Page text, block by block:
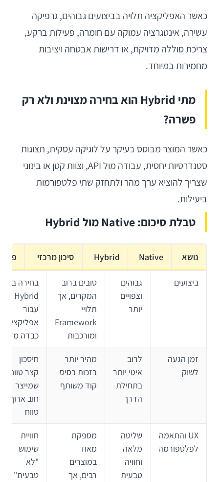
כאשר האפליקציה תלויה בביצועים גבוהים, גרפיקה
עשירה, אינטגרציה עמוקה עם חומרה, פעילות ברקע,
צריכת סוללה מדויקת, או דרישות אבטחה ויציבות
מחמירות במיוחד.
מתי Hybrid הוא בחירה מצוינת ולא רק
פשרה?
כאשר המוצר מבוסס בעיקר על לוגיקה עסקית, תצוגות
סטנדרטיות יחסית, עבודה מול API, וצוות קטן או בינוני
שצריך להוציא ערך מהר ולתחזק שתי פלטפורמות
ביעילות.
טבלת סיכום: Native מול Hybrid
נושא Native
Hybrid סיכון מרכזי
ביצועים
גבוהים
וצפויים
יותר
טובים ברוב
המקרים, אך
תלויי
Framework
ומורכבות
בחירה ב-
Hybrid
עבור
אפליקציה
כבדה מדי
זמן הגעה
לשוק
לרוב
איטי יותר
בתחילת
הדרך
מהיר יותר
בזכות בסיס
קוד משותף
חיסכון
קצר טווח
שמייצר
חוב ארוך
טווח
UX והתאמה
לפלטפורמה
שליטה
מלאה
וחוויה
טבעית
מספקת
מאוד
במוצרים
רבים, אך
חוויית
שימוש
"לא
טבעית"